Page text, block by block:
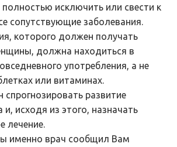
исключить или свести к
сопутствующие заболевания.
которого должен получать
должна находиться в
употребления, а не
или витаминах.
развитие
и, исходя из этого, назначать
лечение.
именно врач сообщил Вам